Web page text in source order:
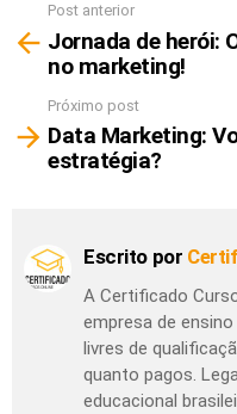
mais
Post anterior
Jornada de herói:
no marketing!
Próximo post
Data Marketing:
estratégia?
Escrito por
A Certificado
empresa de
livres de
quanto pagos.
educacional